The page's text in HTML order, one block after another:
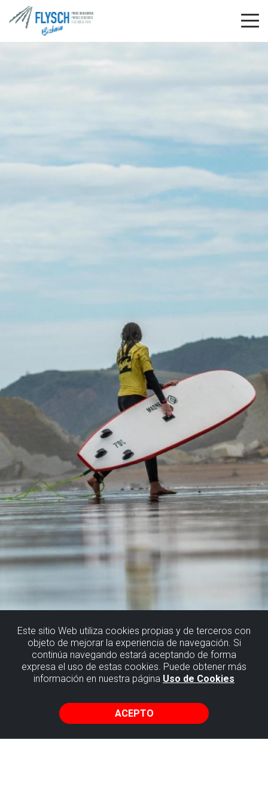
Este sitio Web utiliza cookies propias y de terceros con
objeto de mejorar la experiencia de navegación. Si
continúa navegando estará aceptando de forma
expresa el uso de estas cookies. Puede obtener más
información en nuestra página Uso de Cookies
ACEPTO